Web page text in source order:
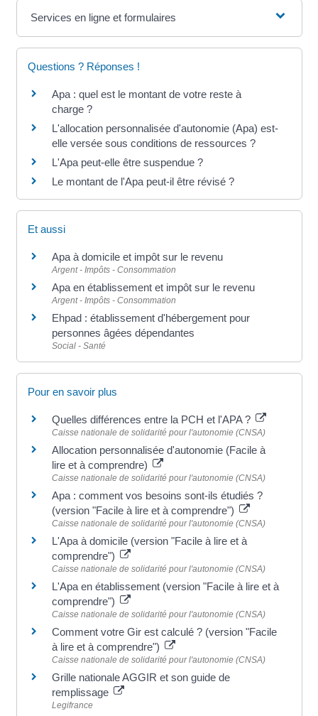
Services en ligne et formulaires
Questions ? Réponses !
Apa : quel est le montant de votre reste à
charge ?
L'allocation personnalisée d'autonomie (Apa) est-
elle versée sous conditions de ressources ?
L'Apa peut-elle être suspendue ?
Le montant de l'Apa peut-il être révisé ?
Et aussi
Apa à domicile et impôt sur le revenu
Argent - Impôts - Consommation
Apa en établissement et impôt sur le revenu
Argent - Impôts - Consommation
Ehpad : établissement d'hébergement pour
personnes âgées dépendantes
Social - Santé
Pour en savoir plus
Quelles différences entre la PCH et l'APA ?
Caisse nationale de solidarité pour l'autonomie (CNSA)
Allocation personnalisée d'autonomie (Facile à
lire et à comprendre)
Caisse nationale de solidarité pour l'autonomie (CNSA)
Apa : comment vos besoins sont-ils étudiés ?
(version "Facile à lire et à comprendre")
Caisse nationale de solidarité pour l'autonomie (CNSA)
L'Apa à domicile (version "Facile à lire et à
comprendre")
Caisse nationale de solidarité pour l'autonomie (CNSA)
L'Apa en établissement (version "Facile à lire et à
comprendre")
Caisse nationale de solidarité pour l'autonomie (CNSA)
Comment votre Gir est calculé ? (version "Facile
à lire et à comprendre")
Caisse nationale de solidarité pour l'autonomie (CNSA)
Grille nationale AGGIR et son guide de
remplissage
Legifrance